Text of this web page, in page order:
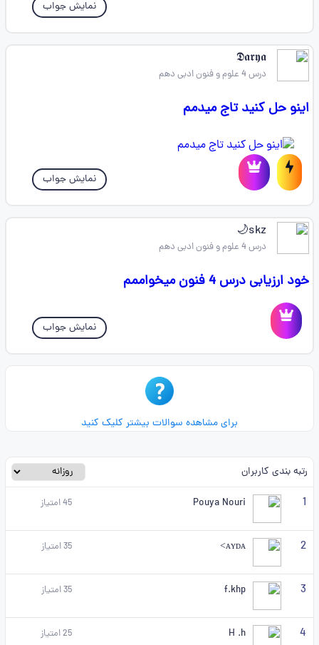
نمایش جواب
𝕯𝖆𝖗𝖞𝖆
درس 4 علوم و فنون ادبی دهم
اینو حل کنید تاج میدمم
نمایش جواب
skz🌙
درس 4 علوم و فنون ادبی دهم
خود ارزیابی درس 4 فنون میخواممم
نمایش جواب
برای مشاهده سوالات بیشتر کلیک کنید
رتبه بندی کاربران
1
Pouya Nouri
45امتیاز
2
ᴀʏᴅᴀ>
35امتیاز
3
f.khp
35امتیاز
4
H .h
25امتیاز